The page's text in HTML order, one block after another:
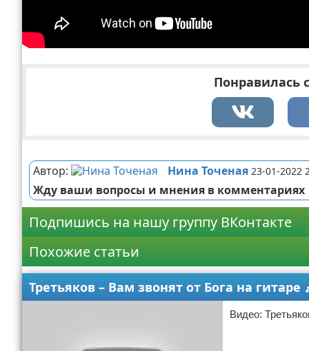
Понравилась
Автор: Нина Точеная 23-01-2022
Жду ваши вопросы и мнения в комментариях
Подпишись на нашу группу ВКонтакте
Похожие статьи
Третьяков – Вам звонят от Бога на
Видео: